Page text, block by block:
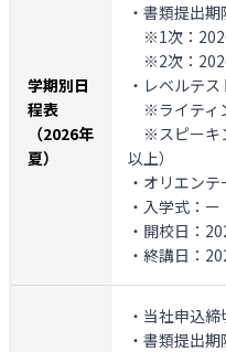
学期別日
程表
（2026年
夏）
・書類提出期
※1次：
※2次：
・レベルテス
※ライティ
※スピーキ
以上）
・オリエン
・入学式：ー
・開校日：
・終講日：
・当社申込締
・書類提出期